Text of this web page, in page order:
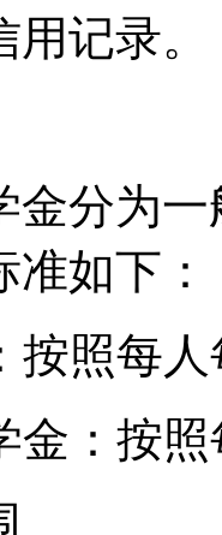
记录。
金分为
如下：
按照每
金：按